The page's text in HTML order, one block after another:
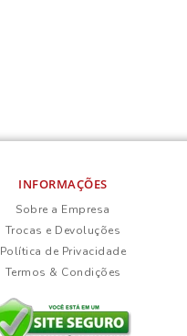
INFORMAÇÕES
Sobre a Empresa
Trocas e Devoluções
Política de Privacidade
Termos & Condições